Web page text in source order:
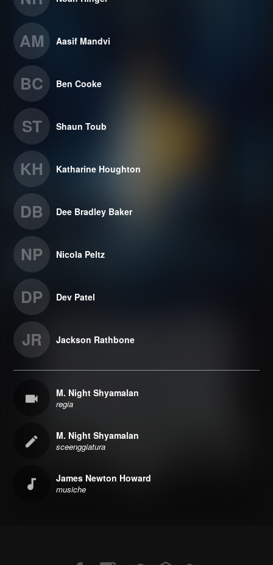
AM Aasif Mandvi
BC Ben Cooke
ST Shaun Toub
KH Katharine Houghton
DB Dee Bradley Baker
NP Nicola Peltz
DP Dev Patel
JR Jackson Rathbone
M. Night Shyamalan
regia
M. Night Shyamalan
sceenggiatura
James Newton Howard
musiche